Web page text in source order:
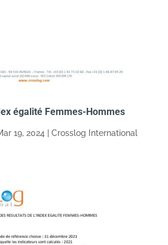
égalité Femmes-Hommes
19, 2024 Crosslog International